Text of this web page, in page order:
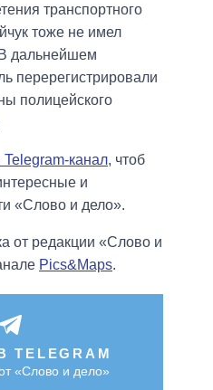
транспортного
тоже не имел
В дальнейшем
перерегистрировали
полицейского
канал, чтоб
и
«Слово и дело».
от редакции «Слово и
Pics&Maps.
«Слово и дело»